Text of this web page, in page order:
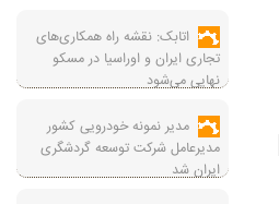
اتابک: نقشه راه همکاری‌های
تجاری ایران و اوراسیا در مسکو
نهایی می‌شود
مدیر نمونه خودرویی کشور
مدیرعامل شرکت توسعه گردشگری
ایران شد